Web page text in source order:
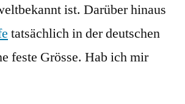
ist. Darüber hinaus
tatsächlich in der deutschen
feste Grösse. Hab ich mir